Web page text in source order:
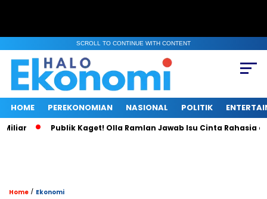
SCROLL TO CONTINUE WITH CONTENT
HOME PEREKONOMIAN NASIONAL POLITIK
Publik Kaget! Olla Ramlan Jawab Isu Cinta Rahasia
Home / Ekonomi